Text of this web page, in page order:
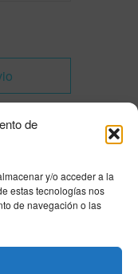
de
y/o acceder a la
estas tecnologías nos
de navegación o las
|DNSH|Trabaja con